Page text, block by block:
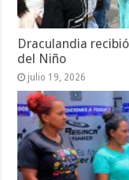
Draculandia
del Niño
julio 19, 2026